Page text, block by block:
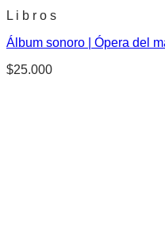
L i b r o s
Álbum sonoro | Ópera del
$25.000